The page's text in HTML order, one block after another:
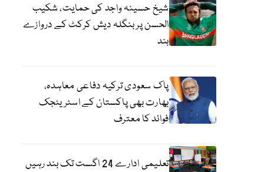
شیخ حسینہ واجد کی حمایت، شکیب
الحسن پر بنگلہ دیش کرکٹ کے دروازے
بند
پاک سعودی ترکیہ دفاعی معاہدہ،
بھارت بھی پاکستان کے اسٹریٹجک
فوائد کا معترف
تعلیمی ادارے 24 اگست تک بند رہیں